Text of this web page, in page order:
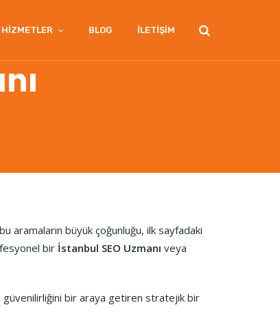
HİZMETLER BLOG İLETİŞİM
aramaların büyük çoğunluğu, ilk sayfadaki
bir İstanbul SEO Uzmanı veya
güvenilirliğini bir araya getiren stratejik bir